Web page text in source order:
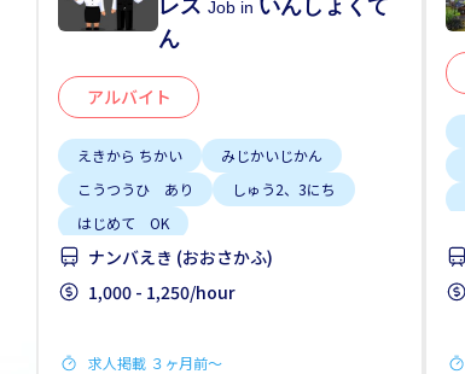
レスJob in いんしょくて
ん
アルバイト
えきから ちかい
みじかいじかん
こうつうひ あり
しゅう2、3にち
はじめて OK
ナンバえき (おおさかふ)
1,000 - 1,250/hour
求人掲載 ３ヶ月前〜